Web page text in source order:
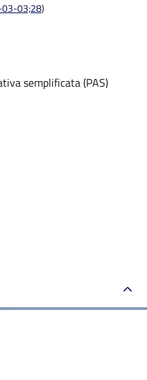
03-03;28)
semplificata (PAS)